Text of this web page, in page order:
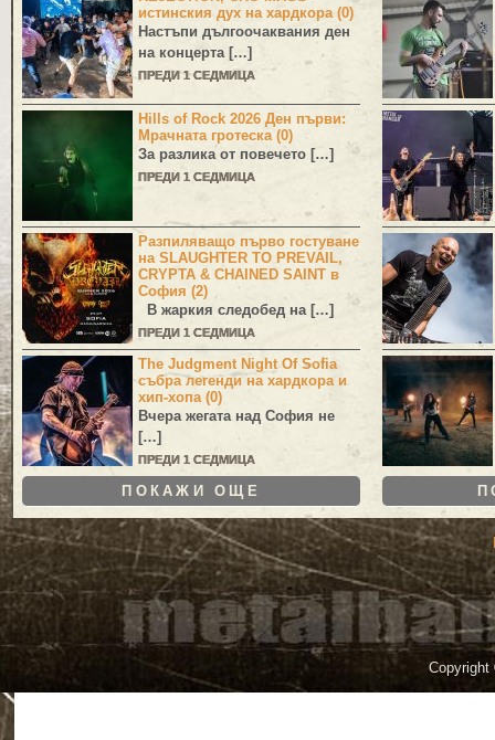
истинския дух на хардкора (0)
Настъпи дългоочаквания ден
на концерта […]
ПРЕДИ 1 СЕДМИЦА
Hills of Rock 2026 Ден първи:
Мрачната гротеска (0)
За разлика от повечето […]
ПРЕДИ 1 СЕДМИЦА
Разпиляващо първо гостуване
на SLAUGHTER TO PREVAIL,
CRYPTA & CHAINED SAINT в
София (2)
В жаркия следобед на […]
ПРЕДИ 1 СЕДМИЦА
The Judgment Night Of Sofia
събра легенди на хардкора и
хип-хопа (0)
Вчера жегата над София не
[…]
ПРЕДИ 1 СЕДМИЦА
ПОКАЖИ ОЩЕ